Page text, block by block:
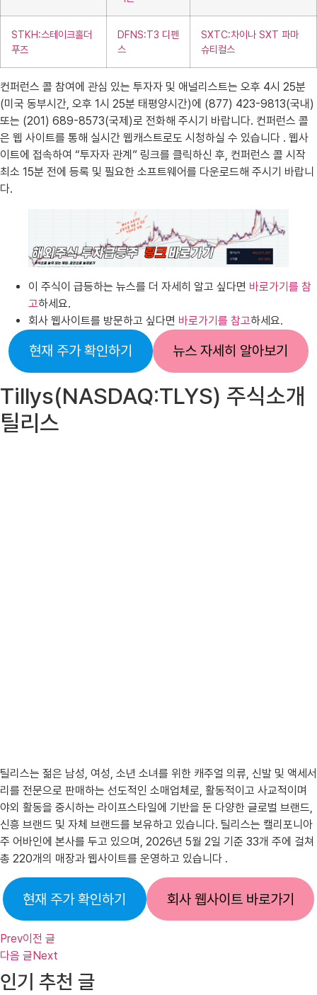
STKH:스테이크홀더
푸즈
DFNS:T3 디펜
스
SXTC:차이나 SXT 파마
슈티컬스
컨퍼런스 콜 참여에 관심 있는 투자자 및 애널리스트는 오후 4시 25분
(미국 동부시간, 오후 1시 25분 태평양시간)에 (877) 423-9813(국내)
또는 (201) 689-8573(국제)로 전화해 주시기 바랍니다. 컨퍼런스 콜
은 웹 사이트를 통해 실시간 웹캐스트로도 시청하실 수 있습니다 . 웹사
이트에 접속하여 “투자자 관계” 링크를 클릭하신 후, 컨퍼런스 콜 시작
최소 15분 전에 등록 및 필요한 소프트웨어를 다운로드해 주시기 바랍니
다.
이 주식이 급등하는 뉴스를 더 자세히 알고 싶다면 바로가기를 참
고하세요.
회사 웹사이트를 방문하고 싶다면 바로가기를 참고하세요.
현재 주가 확인하기 뉴스 자세히 알아보기
Tillys(NASDAQ:TLYS) 주식소개
틸리스
틸리스는 젊은 남성, 여성, 소년 소녀를 위한 캐주얼 의류, 신발 및 액세서
리를 전문으로 판매하는 선도적인 소매업체로, 활동적이고 사교적이며
야외 활동을 중시하는 라이프스타일에 기반을 둔 다양한 글로벌 브랜드,
신흥 브랜드 및 자체 브랜드를 보유하고 있습니다. 틸리스는 캘리포니아
주 어바인에 본사를 두고 있으며, 2026년 5월 2일 기준 33개 주에 걸쳐
총 220개의 매장과 웹사이트를 운영하고 있습니다 .
현재 주가 확인하기 회사 웹사이트 바로가기
Prev이전 글
다음 글 Next
인기 추천 글